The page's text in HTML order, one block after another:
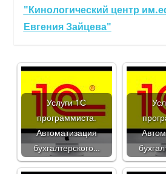
"Кинологический центр
Евгения Зайцева"
Услуги 1С
программиста.
Автоматизация
бухгалтерского…